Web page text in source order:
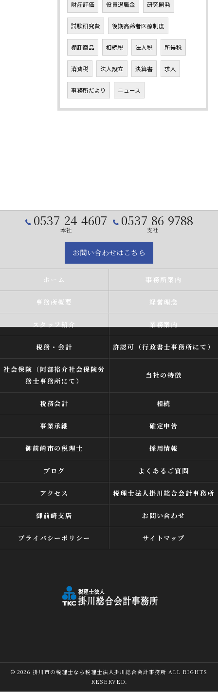
財産評価 役員退職金 研究開発
試験研究費 後期高齢者医療制度
棚卸商品 相続税 法人税 所得税
消費税 法人設立 決算書 求人
事務所だより ニュース
0537-24-4607
本社
0537-86-9788
支社
お問い合わせはこちら
ホーム 事務所案内
事務所概要 経営理念
スタッフ紹介 業務案内
税務・会計 許認可（行政書士事務所にて）
社会保険（阿部裕介社会保険労
務士事務所にて）
当社の特徴
税務会計 相続
事業承継 確定申告
御前崎市の税理士 採用情報
ブログ よくあるご質問
アクセス 税理士法人掛川総合会計事務所
御前崎支店 お問い合わせ
プライバシーポリシー サイトマップ
© 2026 掛川市の税理士なら税理士法人掛川総合会計事務所 ALL RIGHTS
RESERVED.